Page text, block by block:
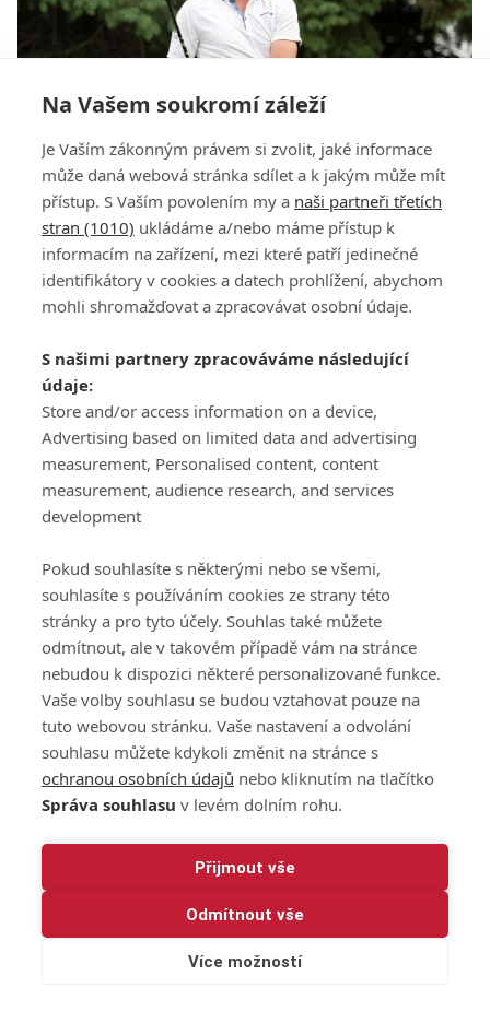
Na Vašem soukromí záleží
Je Vaším zákonným právem si zvolit, jaké informace
může daná webová stránka sdílet a k jakým může mít
přístup. S Vaším povolením my a naši partneři třetích
stran (1010) ukládáme a/nebo máme přístup k
informacím na zařízení, mezi které patří jedinečné
identifikátory v cookies a datech prohlížení, abychom
mohli shromažďovat a zpracovávat osobní údaje.
S našimi partnery zpracováváme následující
údaje:
Store and/or access information on a device,
Advertising based on limited data and advertising
measurement, Personalised content, content
measurement, audience research, and services
development
Pokud souhlasíte s některými nebo se všemi,
souhlasíte s používáním cookies ze strany této
stránky a pro tyto účely. Souhlas také můžete
odmítnout, ale v takovém případě vám na stránce
nebudou k dispozici některé personalizované funkce.
Vaše volby souhlasu se budou vztahovat pouze na
tuto webovou stránku. Vaše nastavení a odvolání
souhlasu můžete kdykoli změnit na stránce s
ochranou osobních údajů nebo kliknutím na tlačítko
Správa souhlasu v levém dolním rohu.
Přijmout vše
Odmítnout vše
Více možností
Z hokejové branky až na PGA Tour. Debutant
Donohue hrál i pro zesnulou babičku
Všeobecné obchodní
podmínky služby
GolfExtra.cz Premium
Podmínky zpracování
osobních údajů při
GolfExtra
Ceník GolfExtra.cz
Premium
Doporučené odkazy
Adresa
Olbrachtova 1980/5
140 00 Praha 4
Editor
Honza Fait
+420 723 898 969
fait@golfextra.cz
Obchod
Edita Hanušová
+420 724 150 784
hanusova@relmost.cz
Pavel Poulíček
poulicek@relmost.cz